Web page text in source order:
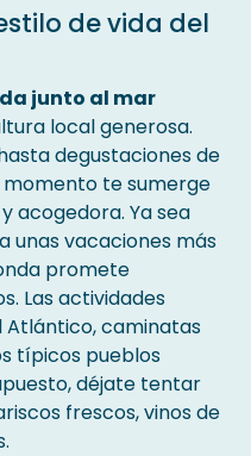
de vida del
junto al mar
local generosa.
degustaciones de
te sumerge
acogedora. Ya sea
unas vacaciones más
promete
Las actividades
Atlántico, caminatas
típicos pueblos
déjate tentar
frescos, vinos de